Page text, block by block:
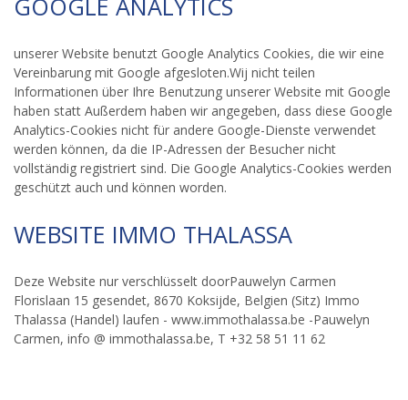
GOOGLE ANALYTICS
unserer Website benutzt Google Analytics Cookies, die wir eine
Vereinbarung mit Google afgesloten.Wij nicht teilen
Informationen über Ihre Benutzung unserer Website mit Google
haben statt Außerdem haben wir angegeben, dass diese Google
Analytics-Cookies nicht für andere Google-Dienste verwendet
werden können, da die IP-Adressen der Besucher nicht
vollständig registriert sind. Die Google Analytics-Cookies werden
geschützt auch und können worden.
WEBSITE IMMO THALASSA
Deze Website nur verschlüsselt doorPauwelyn Carmen
Florislaan 15 gesendet, 8670 Koksijde, Belgien (Sitz) Immo
Thalassa (Handel) laufen - www.immothalassa.be -Pauwelyn
Carmen, info @ immothalassa.be, T +32 58 51 11 62